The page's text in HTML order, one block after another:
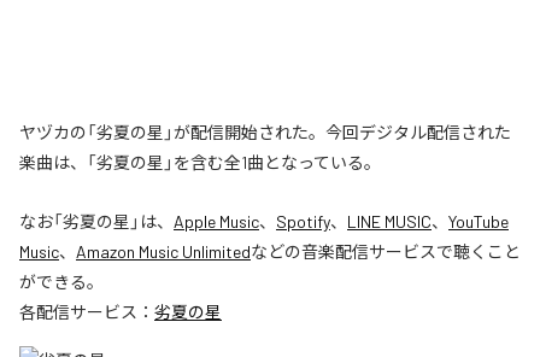
ヤヅカの「劣夏の星」が配信開始された。今回デジタル配信された
楽曲は、「劣夏の星」を含む全1曲となっている。
なお「劣夏の星 」は、 Apple Music、 Spotify、 LINE MUSIC、 YouTube
Music、 Amazon Music Unlimitedなどの音楽配信サービスで聴くこと
ができる。
各配信サービス： 劣夏の星